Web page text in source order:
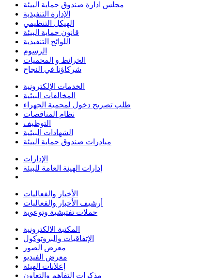
مجلس ادارة صندوق حماية البيئة
الإدارة التنفيذية
الهيكل التنظيمي
قانون حماية البيئة
اللوائح التنفيذية
الرسوم
الخرائط و المحميات
شركاؤنا في النجاح
الخدمات الإلكترونية
المخالفات البيئية
طلب تصريح دخول لمحمية الجهراء
نظام المناقصات
التوظيف
الشهادات البيئية
مبادرات صندوق حماية البيئة
الإدارات
إدارات الهيئة العامة للبيئة
الأخبار والفعاليات
أرشيف الأخبار والفعاليات
حملات تفتيشية وتوعوية
المكتبة الالكترونية
الإتفاقيات والبروتوكول
معرض الصور
معرض الفيديو
إعلانات الهيئة
مذكرات التفاهم والتعاون